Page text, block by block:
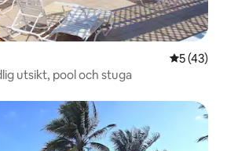
5 av 5 i
5 (43)
utsikt, pool och stuga